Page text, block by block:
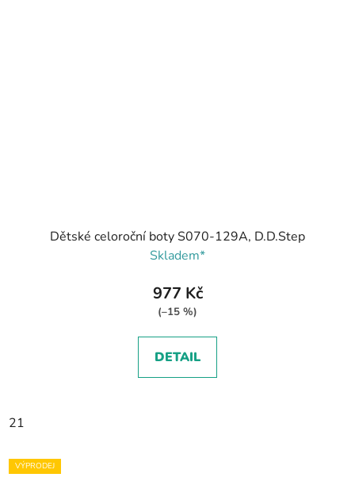
Dětské celoroční boty S070-129A, D.D.Step
Skladem*
977 Kč
(–15 %)
DETAIL
21
VÝPRODEJ